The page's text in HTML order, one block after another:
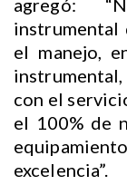
agregó:
instrumental
el manejo,
con el
el 100% de
excelencia”.